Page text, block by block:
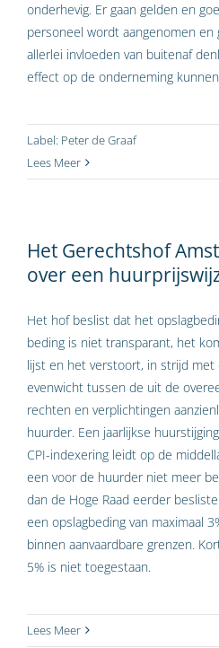
onderhevig. Er gaan gelden en
personeel wordt aangenomen en
allerlei invloeden van buitenaf
effect op de onderneming
Label: Peter de Graaf
Lees Meer
Het Gerechtshof
over een
Het hof beslist dat het
beding is niet transparant, het
lijst en het verstoort, in strijd
evenwicht tussen de uit de
rechten en verplichtingen
huurder. Een jaarlijkse
CPI-indexering leidt op de
een voor de huurder niet meer
dan de Hoge Raad eerder
een opslagbeding van maximaal
binnen aanvaardbare grenzen.
5% is niet toegestaan.
Lees Meer